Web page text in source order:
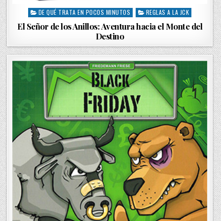
P
o
e
d
i
n
DE QUÉ TRATA EN POCOS MINUTOS REGLAS A LA JCK
El Señor de los Anillos: Aventura hacia el Monte del
Destino